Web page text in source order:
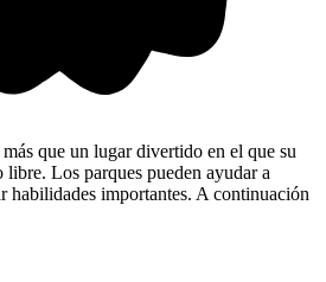
que un lugar divertido en el que su
libre. Los parques pueden ayudar a
habilidades importantes. A continuación